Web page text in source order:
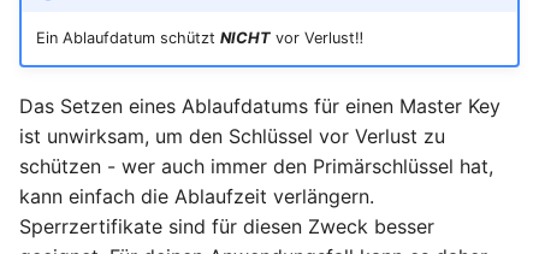
Ein Ablaufdatum schützt NICHTvor Verlust‼️
Das Setzen eines Ablaufdatums für einen Master Key
ist unwirksam, um den Schlüssel vor Verlust zu
schützen - wer auch immer den Primärschlüssel hat,
kann einfach die Ablaufzeit verlängern.
Sperrzertifikate sind für diesen Zweck besser